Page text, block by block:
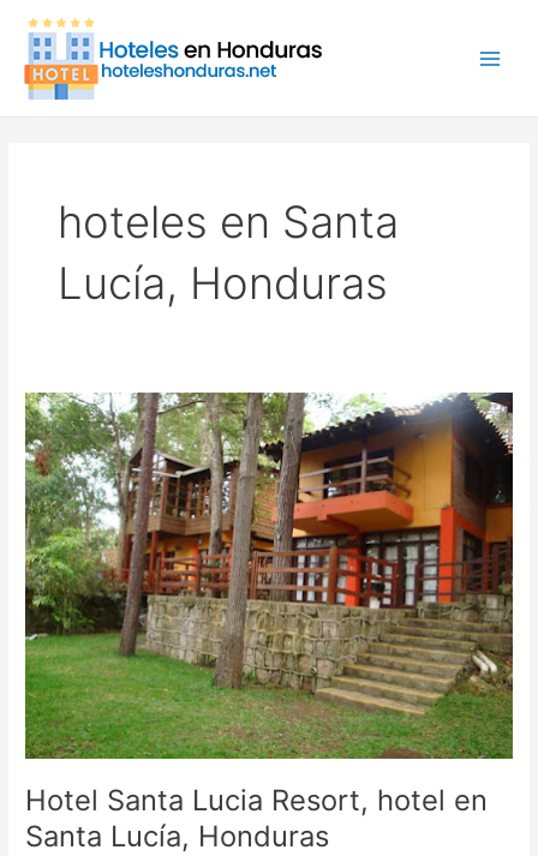
contenido
hoteles en Santa
Lucía, Honduras
Hotel Santa Lucia Resort, hotel en
Santa Lucía, Honduras
Hotel
Santa
Lucia
Resort,
hotel
en
Santa
Lucía,
Honduras